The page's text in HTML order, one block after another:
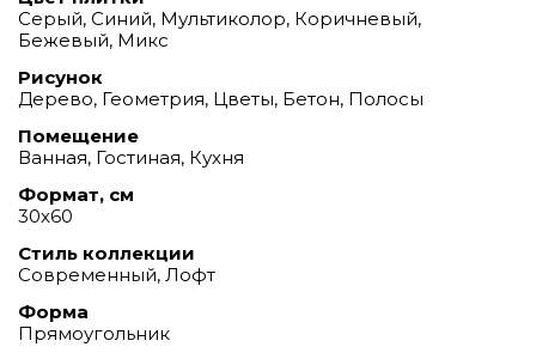
Серый, Синий, Мультиколор, Коричневый,
Бежевый, Микс
Рисунок
Дерево, Геометрия, Цветы, Бетон, Полосы
Помещение
Ванная, Гостиная, Кухня
Формат, см
30х60
Стиль коллекции
Современный, Лофт
Форма
Прямоугольник